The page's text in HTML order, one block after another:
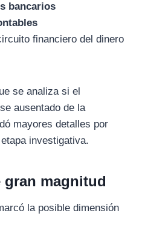
bancarios
financiero del dinero
se analiza si el
ausentado de la
mayores detalles por
investigativa.
gran magnitud
la posible dimensión